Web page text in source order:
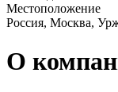
Местоположение
Россия, Москва,
О